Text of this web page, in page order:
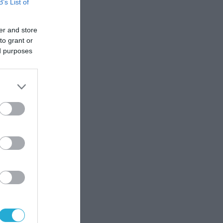
List of
and store
grant or
purposes